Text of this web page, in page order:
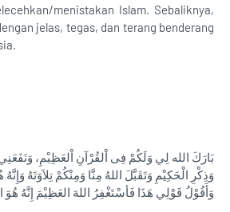
menistakan Islam. Sebaliknya,
jelas, tegas, dan terang benderang
بَارَكَ الله لِي وَلَكُمْ فِى اْلقُرْآنِ اْلعَظِيْمِ، وَنَفَعَنِي
وَذِكْرِ الْحَكِيْمِ وَتَقَبَّلَ اللهُ مِنَّا وَمِنْكُمْ تِلاَوَتَهُ وَإِنَّهُ
وَأَقُوْلُ قَوْلِي هَذَا فَأسْتَغْفِرُ اللهَ العَظِيْمَ إِنَّهُ هُوَ